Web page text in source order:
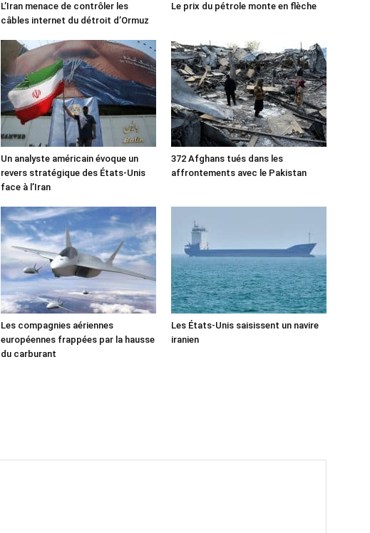
L’Iran menace de contrôler les
câbles internet du détroit d’Ormuz
Le prix du pétrole monte en flèche
Un analyste américain évoque un
revers stratégique des États-Unis
face à l’Iran
372 Afghans tués dans les
affrontements avec le Pakistan
Les compagnies aériennes
européennes frappées par la hausse
du carburant
Les États-Unis saisissent un navire
iranien